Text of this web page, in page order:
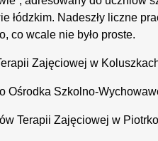
łódzkim. Nadeszły liczne
co wcale nie było proste.
Zajęciowej w
Ośrodka Szkolno-
Terapii Zajęciowej w